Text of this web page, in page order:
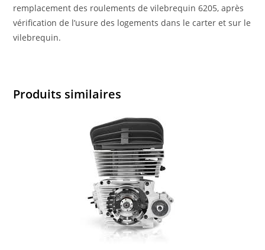
remplacement des roulements de vilebrequin 6205, après
vérification de l’usure des logements dans le carter et sur le
vilebrequin.
Produits similaires